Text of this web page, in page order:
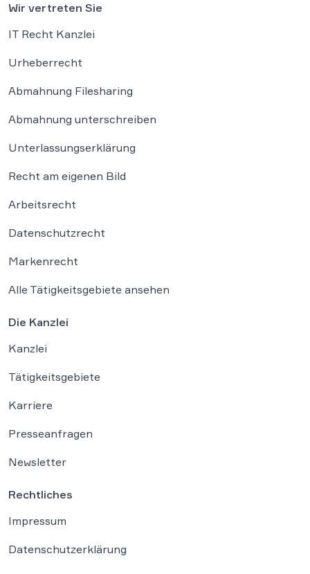
Wir vertreten Sie
IT Recht Kanzlei
Urheberrecht
Abmahnung Filesharing
Abmahnung unterschreiben
Unterlassungserklärung
Recht am eigenen Bild
Arbeitsrecht
Datenschutzrecht
Markenrecht
Alle Tätigkeitsgebiete ansehen
Die Kanzlei
Kanzlei
Tätigkeitsgebiete
Karriere
Presseanfragen
Newsletter
Rechtliches
Impressum
Datenschutzerklärung